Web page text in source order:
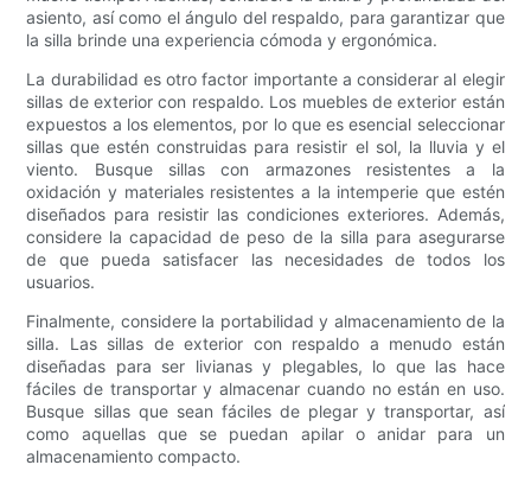
asiento, así como el ángulo del respaldo, para garantizar que
la silla brinde una experiencia cómoda y ergonómica.
La durabilidad es otro factor importante a considerar al elegir
sillas de exterior con respaldo. Los muebles de exterior están
expuestos a los elementos, por lo que es esencial seleccionar
sillas que estén construidas para resistir el sol, la lluvia y el
viento. Busque sillas con armazones resistentes a la
oxidación y materiales resistentes a la intemperie que estén
diseñados para resistir las condiciones exteriores. Además,
considere la capacidad de peso de la silla para asegurarse
de que pueda satisfacer las necesidades de todos los
usuarios.
Finalmente, considere la portabilidad y almacenamiento de la
silla. Las sillas de exterior con respaldo a menudo están
diseñadas para ser livianas y plegables, lo que las hace
fáciles de transportar y almacenar cuando no están en uso.
Busque sillas que sean fáciles de plegar y transportar, así
como aquellas que se puedan apilar o anidar para un
almacenamiento compacto.